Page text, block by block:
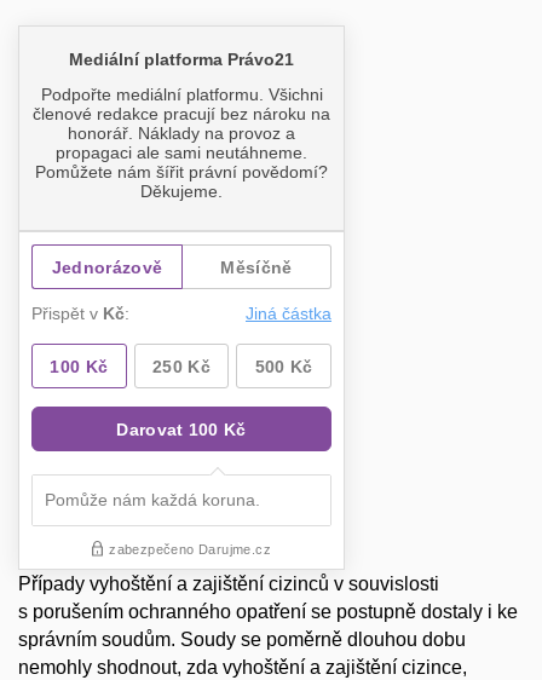
Případy vyhoštění a zajištění cizinců v souvislosti
s porušením ochranného opatření se postupně dostaly i ke
správním soudům. Soudy se poměrně dlouhou dobu
nemohly shodnout, zda vyhoštění a zajištění cizince,